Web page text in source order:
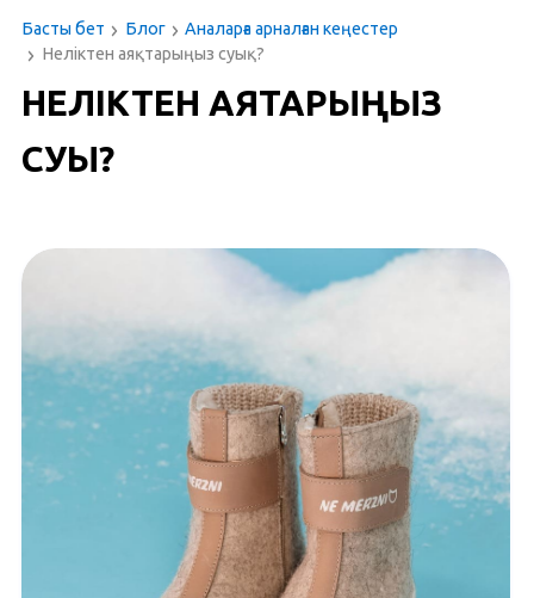
Басты бет Блог
Аналарға арналған кеңестер
Неліктен аяқтарыңыз суық?
НЕЛІКТЕН АЯҚТАРЫҢЫЗ
СУЫҚ?